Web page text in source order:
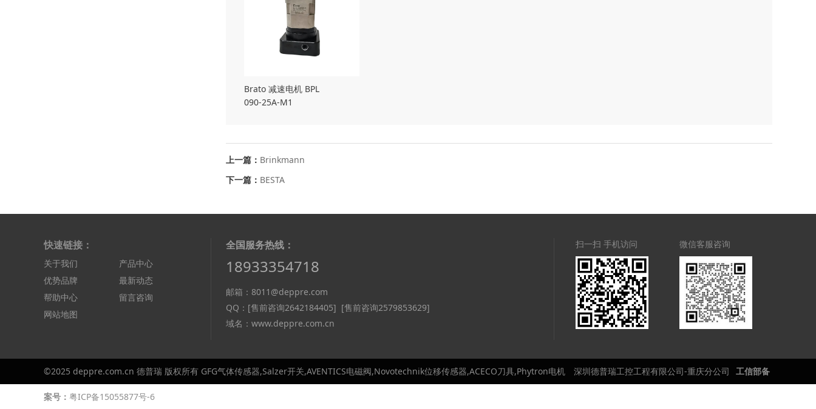
Brato 减速电机 BPL
090-25A-M1
上一篇： Brinkmann
下一篇： BESTA
快速链接：
关于我们
产品中心
优势品牌
最新动态
帮助中心
留言咨询
网站地图
全国服务热线：
18933354718
邮箱：8011@deppre.com
QQ： [售前咨询2642184405] [售前咨询2579853629]
域名：www.deppre.com.cn
扫一扫 手机访问 微信客服咨询
©2025 deppre.com.cn 德普瑞 版权所有 GFG气体传感器,Salzer开关,AVENTICS电磁阀,Novotechnik位移传感器,ACECO刀具,Phytron电机 深圳德普瑞工控工程有限公司-重庆分公司 工信部备
案号： 粤ICP备15055877号-6